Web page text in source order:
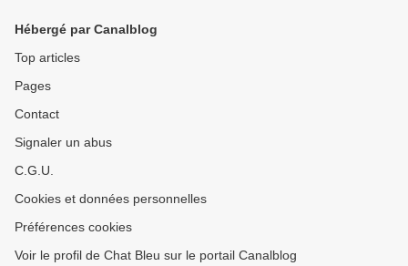
Hébergé par Canalblog
Top articles
Pages
Contact
Signaler un abus
C.G.U.
Cookies et données personnelles
Préférences cookies
Voir le profil de Chat Bleu sur le portail Canalblog